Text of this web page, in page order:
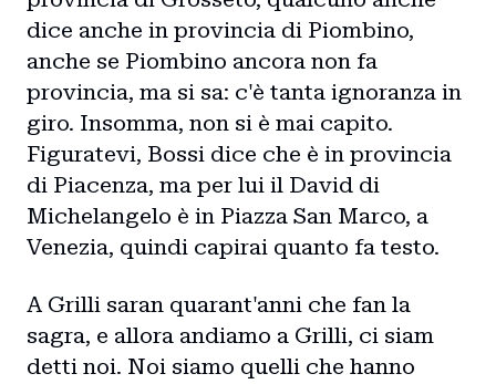
dice anche in provincia di Piombino,
anche se Piombino ancora non fa
provincia, ma si sa: c'è tanta ignoranza in
giro. Insomma, non si è mai capito.
Figuratevi, Bossi dice che è in provincia
di Piacenza, ma per lui il David di
Michelangelo è in Piazza San Marco, a
Venezia, quindi capirai quanto fa testo.
A Grilli saran quarant'anni che fan la
sagra, e allora andiamo a Grilli, ci siam
detti noi. Noi siamo quelli che hanno